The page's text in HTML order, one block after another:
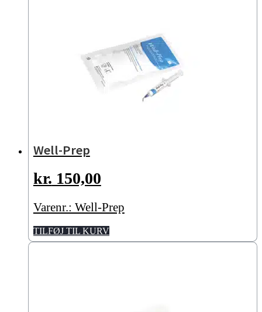
vælges
på
varesiden
Well-Prep
kr. 150,00
Varenr.: Well-Prep
TILFØJ TIL KURV